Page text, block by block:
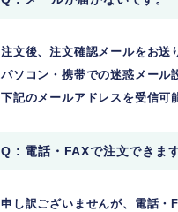
注文後、注文確認メールをお送
パソコン・携帯での迷惑メール
下記のメールアドレスを受信
Q : 電話・FAXで注文できま
申し訳ございませんが、電話・